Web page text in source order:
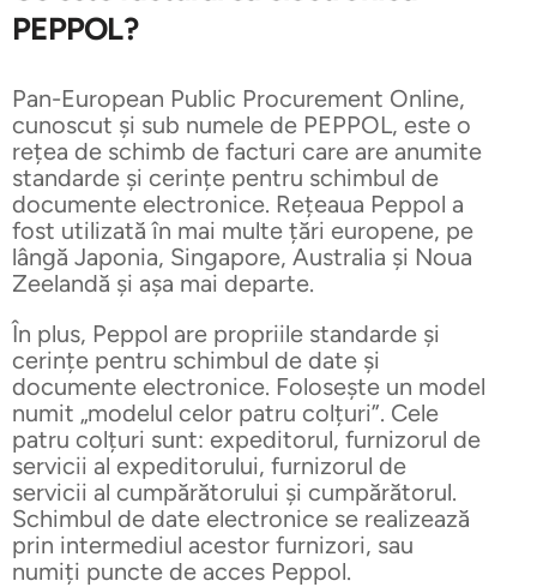
PEPPOL?
Pan-European Public Procurement Online,
cunoscut și sub numele de PEPPOL, este o
rețea de schimb de facturi care are anumite
standarde și cerințe pentru schimbul de
documente electronice. Rețeaua Peppol a
fost utilizată în mai multe țări europene, pe
lângă Japonia, Singapore, Australia și Noua
Zeelandă și așa mai departe.
În plus, Peppol are propriile standarde și
cerințe pentru schimbul de date și
documente electronice. Folosește un model
numit „modelul celor patru colțuri”. Cele
patru colțuri sunt: expeditorul, furnizorul de
servicii al expeditorului, furnizorul de
servicii al cumpărătorului și cumpărătorul.
Schimbul de date electronice se realizează
prin intermediul acestor furnizori, sau
numiți puncte de acces Peppol.